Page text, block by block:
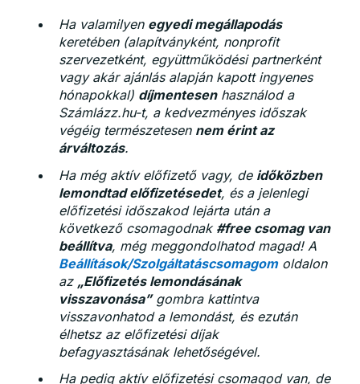
Ha valamilyen egyedi megállapodás
keretében (alapítványként, nonprofit
szervezetként, együttműködési partnerként
vagy akár ajánlás alapján kapott ingyenes
hónapokkal) díjmentesenhasználod a
Számlázz.hu-t, a kedvezményes időszak
végéig természetesen nem érint az
árváltozás.
Ha még aktív előfizető vagy, de időközben
lemondtad előfizetésedet, és a jelenlegi
előfizetési időszakod lejárta után a
következő csomagodnak #free csomag van
beállítva, még meggondolhatod magad! A
Beállítások/Szolgáltatáscsomagomoldalon
az „Előfizetés lemondásának
visszavonása”gombra kattintva
visszavonhatod a lemondást, és ezután
élhetsz az előfizetési díjak
befagyasztásának lehetőségével.
Ha pedig aktív előfizetési csomagod van, de